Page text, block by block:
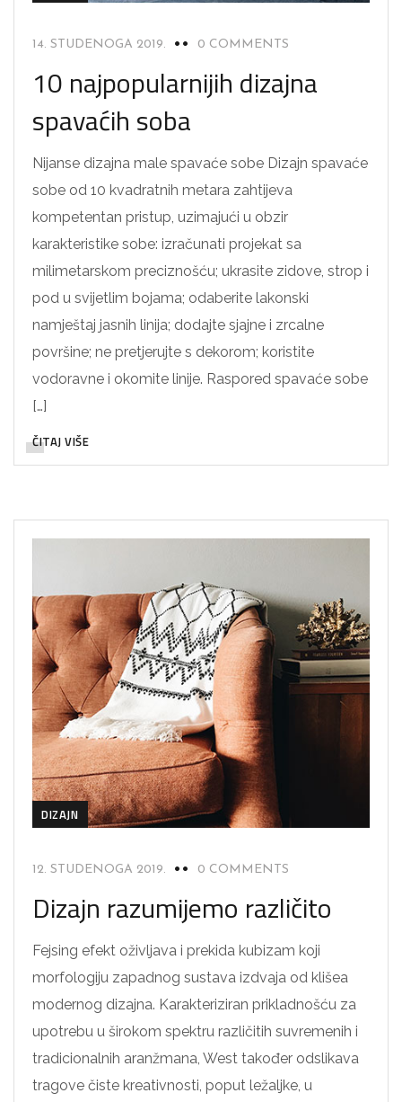
14. STUDENOGA 2019. 0 COMMENTS
10 najpopularnijih dizajna
spavaćih soba
Nijanse dizajna male spavaće sobe Dizajn spavaće
sobe od 10 kvadratnih metara zahtijeva
kompetentan pristup, uzimajući u obzir
karakteristike sobe: izračunati projekat sa
milimetarskom preciznošću; ukrasite zidove, strop i
pod u svijetlim bojama; odaberite lakonski
namještaj jasnih linija; dodajte sjajne i zrcalne
površine; ne pretjerujte s dekorom; koristite
vodoravne i okomite linije. Raspored spavaće sobe
[…]
ČITAJ VIŠE
DIZAJN
12. STUDENOGA 2019. 0 COMMENTS
Dizajn razumijemo različito
Fejsing efekt oživljava i prekida kubizam koji
morfologiju zapadnog sustava izdvaja od klišea
modernog dizajna. Karakteriziran prikladnošću za
upotrebu u širokom spektru različitih suvremenih i
tradicionalnih aranžmana, West također odslikava
tragove čiste kreativnosti, poput ležaljke, u